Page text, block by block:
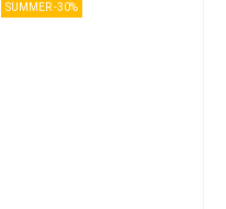
SUMMER -30%